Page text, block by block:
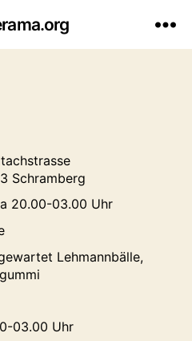
Schramberg
20.00-03.00 Uhr
Lehmannbälle,
03.00 Uhr